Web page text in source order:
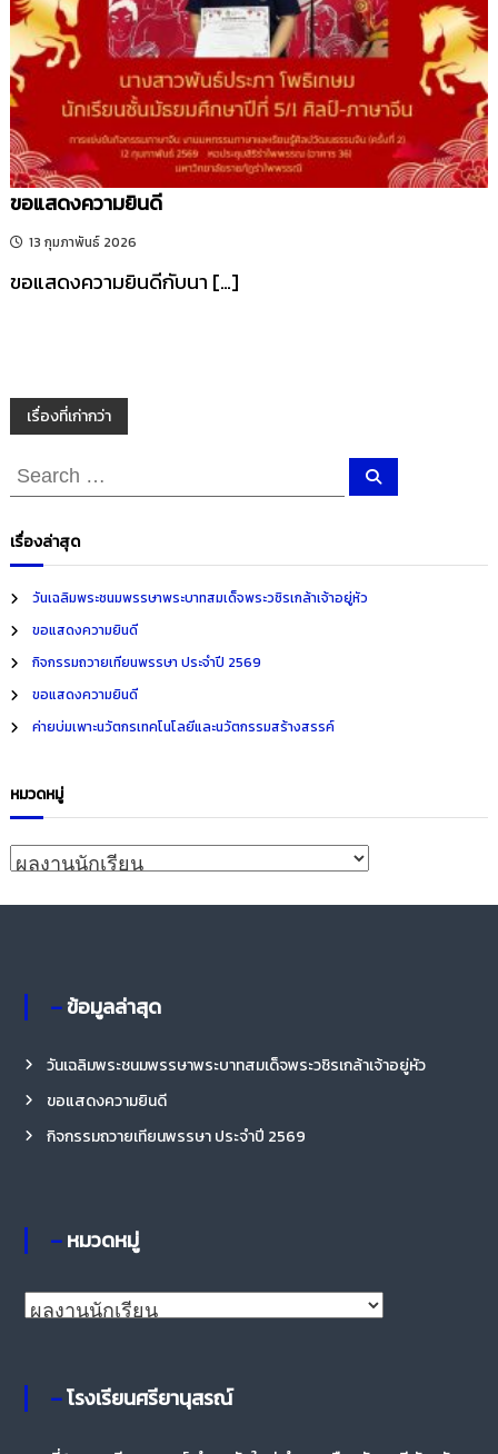
ขอแสดงความยินดี
13 กุมภาพันธ์ 2026
ขอแสดงความยินดีกับนา […]
แ
น
ะ
แ
น
ว
เ
รื่
อ
ง
เรื่องที่เก่ากว่า
S
e
a
r
c
h
f
o
r
S
เรื่องล่าสุด
วันเฉลิมพระชนมพรรษาพระบาทสมเด็จพระวชิรเกล้าเจ้าอยู่หัว
ขอแสดงความยินดี
กิจกรรมถวายเทียนพรรษา ประจำปี 2569
ขอแสดงความยินดี
ค่ายบ่มเพาะนวัตกรเทคโนโลยีและนวัตกรรมสร้างสรรค์
หมวดหมู่
ห
– ข้อมูลล่าสุด
วันเฉลิมพระชนมพรรษาพระบาทสมเด็จพระวชิรเกล้าเจ้าอยู่หัว
ขอแสดงความยินดี
กิจกรรมถวายเทียนพรรษา ประจำปี 2569
– หมวดหมู่
–
ว
– โรงเรียนศรียานุสรณ์